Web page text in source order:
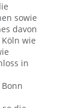
sowie
davon
wie
in
Bonn